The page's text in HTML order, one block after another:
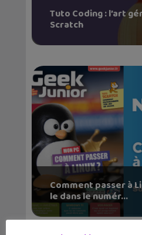
Tuto Coding : l’art
Scratch
Comment passer à
le dans le numér...